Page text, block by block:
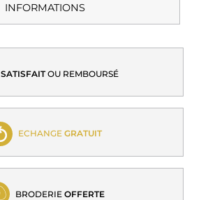
INFORMATIONS
SATISFAITOU REMBOURSÉ
ECHANGE GRATUIT
BRODERIE OFFERTE